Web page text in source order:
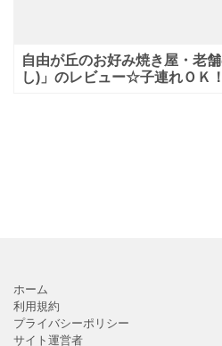
自由が丘のお好み焼き屋・老
し)」のレビュー☆子連れＯＫ
ホーム
利用規約
プライバシーポリシー
サイト運営者